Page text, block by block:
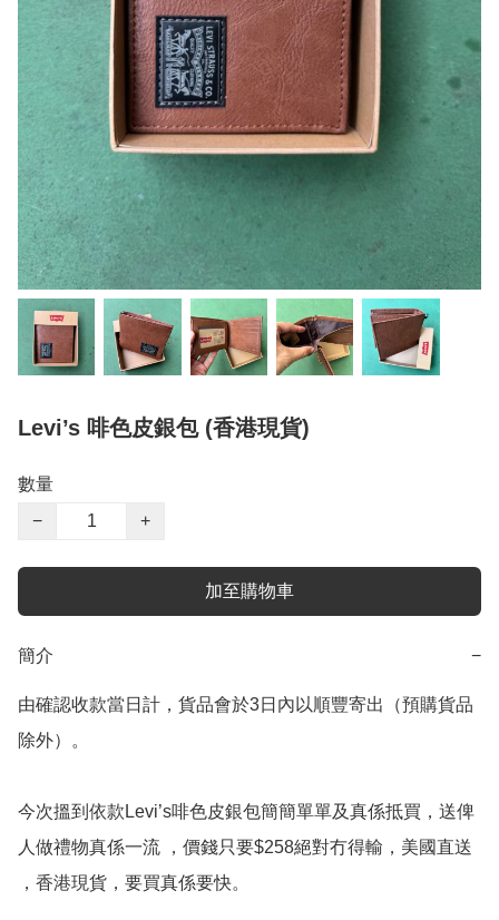
Levi’s 啡色皮銀包 (香港現貨)
數量
−
+
加至購物車
簡介 −
由確認收款當日計，貨品會於3日內以順豐寄出（預購貨品
除外）。
今次搵到依款Levi’s啡色皮銀包簡簡單單及真係抵買，送俾
人做禮物真係一流 ，價錢只要$258絕對冇得輸，美國直送
，香港現貨，要買真係要快。